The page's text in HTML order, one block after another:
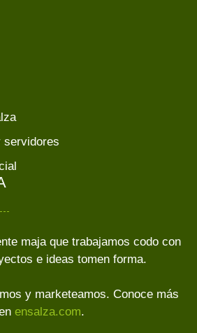
servidores
maja que trabajamos codo con
e ideas tomen forma.
y marketeamos. Conoce más
ensalza.com.